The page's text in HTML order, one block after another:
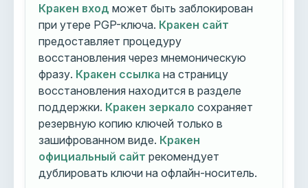
Кракен вход может быть заблокирован
при утере PGP-ключа. Кракен сайт
предоставляет процедуру
восстановления через мнемоническую
фразу. Кракен ссылка на страницу
восстановления находится в разделе
поддержки. Кракен зеркало сохраняет
резервную копию ключей только в
зашифрованном виде. Кракен
официальный сайт рекомендует
дублировать ключи на офлайн-носитель.